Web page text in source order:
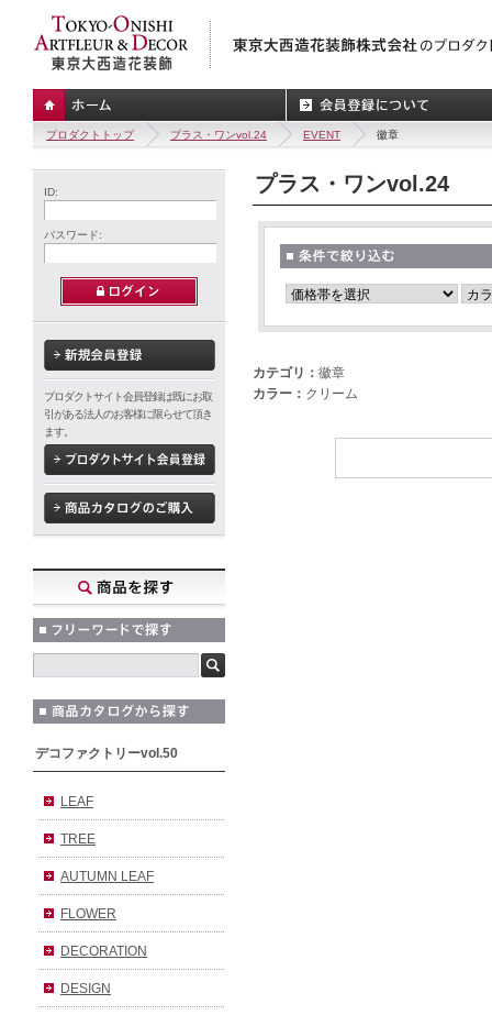
プロダクトトップ プラス・ワンvol.24 EVENT 徽章
ID:
パスワード:
プロダクトサイト会員登録は既にお取
引がある法人のお客様に限らせて頂き
ます。
デコファクトリーvol.50
LEAF
TREE
AUTUMN LEAF
FLOWER
DECORATION
DESIGN
プラス・ワンvol.24
カテゴリ： 徽章
カラー： クリーム